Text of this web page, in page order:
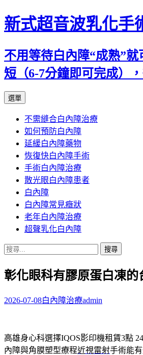
新式超音波乳化手
不用等待白內障“成熟”
短（6-7分鐘即可完成）
選單
主
要
內
容
不需縫合白內障治療
如何預防白內障
延緩白內障藥物
恢復快白內障手術
手術白內障治療
散光眼白內障患者
白內障
白內障常見癥狀
老年白內障治療
超聲乳化白內障
搜
關
字:
彰化眼科有膠原蛋白凍
2026-07-08白內障治療admin
高雄身心科選擇IQOS影印機租賃3點
內障與角膜塑型療程近視雷射手術能